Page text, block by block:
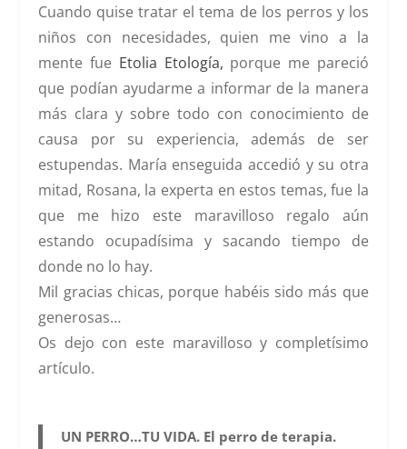
Cuando quise tratar el tema de los perros y los
niños con necesidades, quien me vino a la
mente fue Etolia Etología, porque me pareció
que podían ayudarme a informar de la manera
más clara y sobre todo con conocimiento de
causa por su experiencia, además de ser
estupendas. María enseguida accedió y su otra
mitad, Rosana, la experta en estos temas, fue la
que me hizo este maravilloso regalo aún
estando ocupadísima y sacando tiempo de
donde no lo hay.
Mil gracias chicas, porque habéis sido más que
generosas…
Os dejo con este maravilloso y completísimo
artículo.
UN PERRO…TU VIDA. El perro de terapia.